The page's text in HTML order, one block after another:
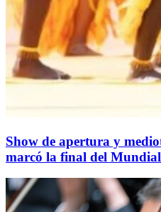
Show de apertura y
marcó la final del